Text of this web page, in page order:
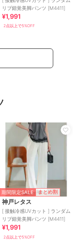
リブ錯覚美脚パンツ [M4411]
¥1,991
2点以上で5%OFF
期間限定SALE まとめ割
神戸レタス
[ 接触冷感UVカット ] ランダム
リブ錯覚美脚パンツ [M4411]
¥1,991
2点以上で5%OFF